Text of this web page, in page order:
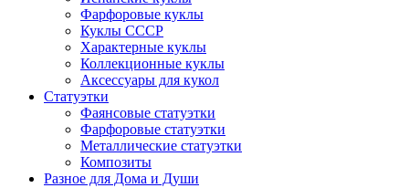
Фарфоровые куклы
Куклы СССР
Характерные куклы
Коллекционные куклы
Аксессуары для кукол
Статуэтки
Фаянсовые статуэтки
Фарфоровые статуэтки
Металлические статуэтки
Композиты
Разное для Дома и Души